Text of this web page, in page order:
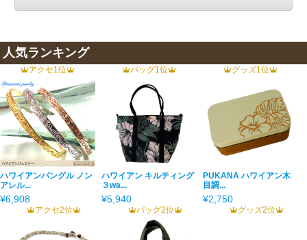
人気ランキング
アクセ1位
ハワイアンバングル ノン
アレル...
¥6,908
バッグ1位
ハワイアン キルティング
３wa...
¥5,940
グッズ1位
PUKANA ハワイアン木
目調...
¥2,750
アクセ2位 バッグ2位 グッズ2位